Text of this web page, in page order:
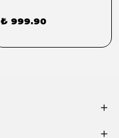
₺ 999.90